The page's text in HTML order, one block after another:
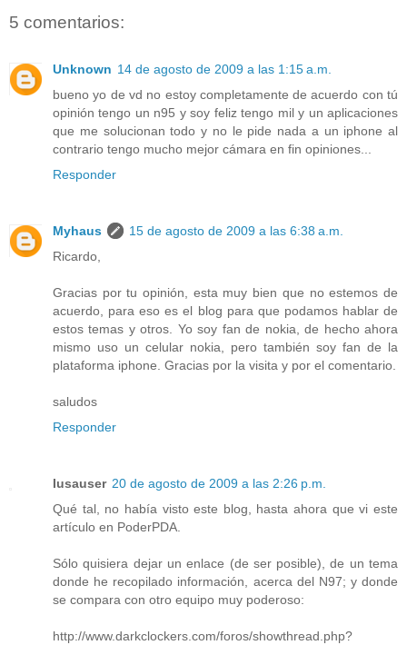
5 comentarios:
Unknown 14 de agosto de 2009 a las 1:15 a.m.
bueno yo de vd no estoy completamente de acuerdo con tú
opinión tengo un n95 y soy feliz tengo mil y un aplicaciones
que me solucionan todo y no le pide nada a un iphone al
contrario tengo mucho mejor cámara en fin opiniones...
Responder
Myhaus
15 de agosto de 2009 a las 6:38 a.m.
Ricardo,
Gracias por tu opinión, esta muy bien que no estemos de
acuerdo, para eso es el blog para que podamos hablar de
estos temas y otros. Yo soy fan de nokia, de hecho ahora
mismo uso un celular nokia, pero también soy fan de la
plataforma iphone. Gracias por la visita y por el comentario.
saludos
Responder
Iusauser 20 de agosto de 2009 a las 2:26 p.m.
Qué tal, no había visto este blog, hasta ahora que vi este
artículo en PoderPDA.
Sólo quisiera dejar un enlace (de ser posible), de un tema
donde he recopilado información, acerca del N97; y donde
se compara con otro equipo muy poderoso:
http://www.darkclockers.com/foros/showthread.php?